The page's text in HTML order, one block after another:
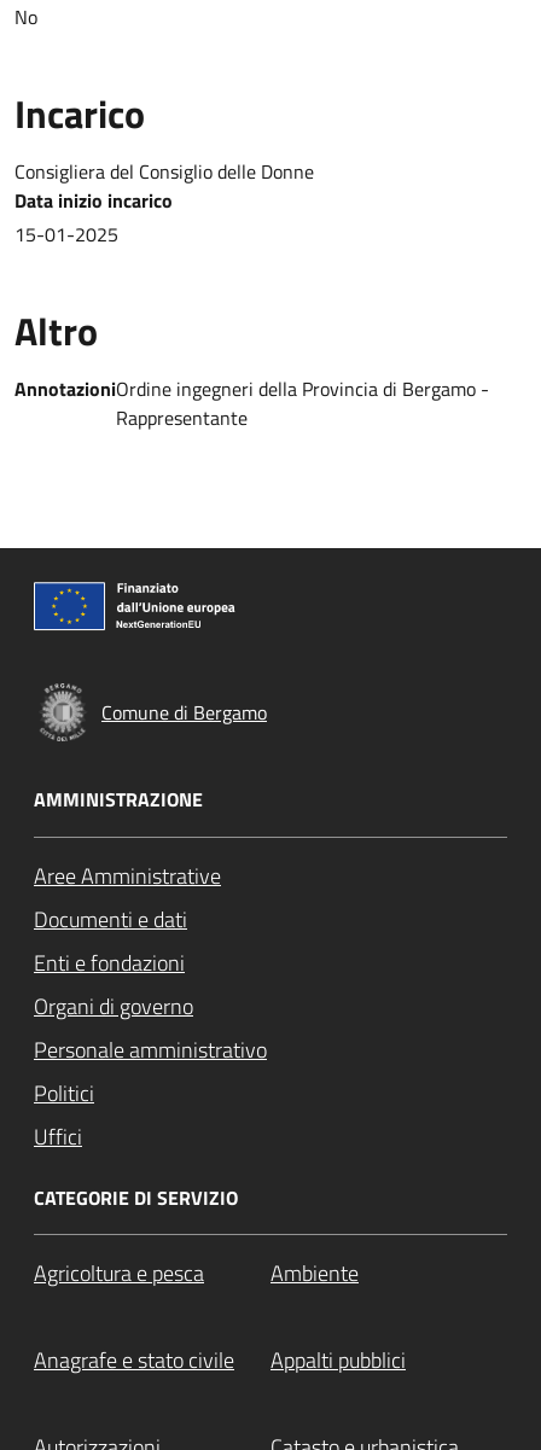
No
Incarico
Consigliera del Consiglio delle Donne
Data inizio incarico
15-01-2025
Altro
AnnotazioniOrdine ingegneri della Provincia di Bergamo -
Rappresentante
Comune di Bergamo
AMMINISTRAZIONE
Aree Amministrative
Documenti e dati
Enti e fondazioni
Organi di governo
Personale amministrativo
Politici
Uffici
CATEGORIE DI SERVIZIO
Agricoltura e pesca Ambiente
Anagrafe e stato civile Appalti pubblici